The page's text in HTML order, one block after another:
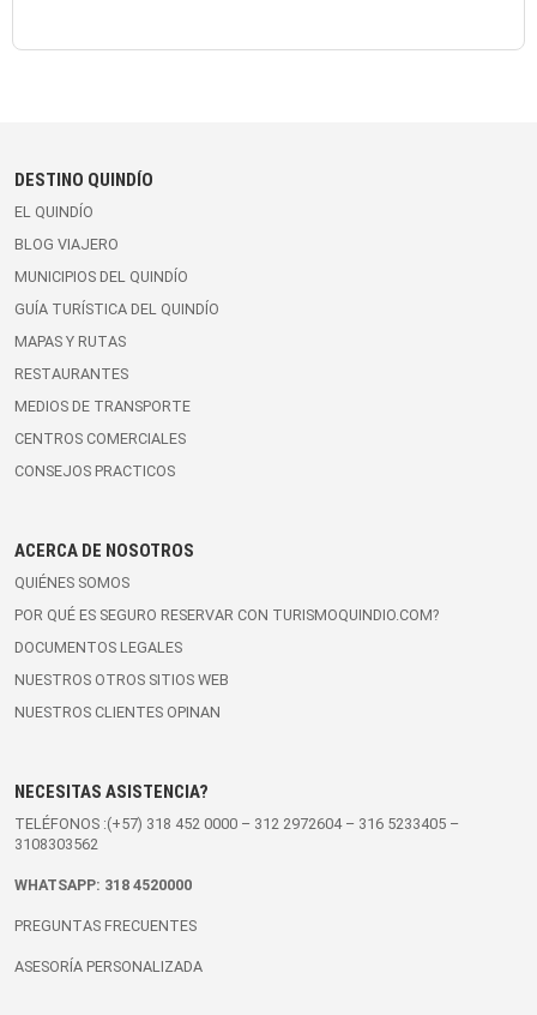
DESTINO QUINDÍO
EL QUINDÍO
BLOG VIAJERO
MUNICIPIOS DEL QUINDÍO
GUÍA TURÍSTICA DEL QUINDÍO
MAPAS Y RUTAS
RESTAURANTES
MEDIOS DE TRANSPORTE
CENTROS COMERCIALES
CONSEJOS PRACTICOS
ACERCA DE NOSOTROS
QUIÉNES SOMOS
POR QUÉ ES SEGURO RESERVAR CON TURISMOQUINDIO.COM?
DOCUMENTOS LEGALES
NUESTROS OTROS SITIOS WEB
NUESTROS CLIENTES OPINAN
NECESITAS ASISTENCIA?
TELÉFONOS :(+57) 318 452 0000 – 312 2972604– 316 5233405 –
3108303562
WHATSAPP: 318 4520000
PREGUNTAS FRECUENTES
ASESORÍA PERSONALIZADA